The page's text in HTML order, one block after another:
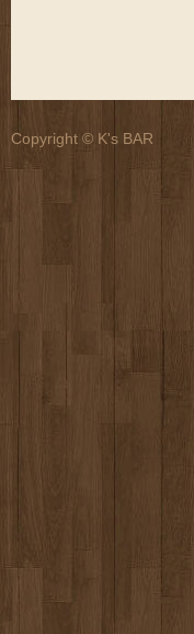
Copyright © K's BAR